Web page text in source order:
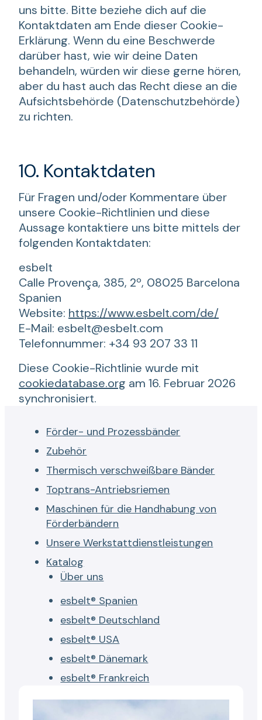
uns bitte. Bitte beziehe dich auf die
Kontaktdaten am Ende dieser Cookie-
Erklärung. Wenn du eine Beschwerde
darüber hast, wie wir deine Daten
behandeln, würden wir diese gerne hören,
aber du hast auch das Recht diese an die
Aufsichtsbehörde (Datenschutzbehörde)
zu richten.
10. Kontaktdaten
Für Fragen und/oder Kommentare über
unsere Cookie-Richtlinien und diese
Aussage kontaktiere uns bitte mittels der
folgenden Kontaktdaten:
esbelt
Calle Provença, 385, 2º, 08025 Barcelona
Spanien
Website: https://www.esbelt.com/de/
E-Mail: esbelt@esbelt.com
Telefonnummer: +34 93 207 33 11
Diese Cookie-Richtlinie wurde mit
cookiedatabase.org am 16. Februar 2026
synchronisiert.
Förder- und Prozessbänder
Zubehör
Thermisch verschweißbare Bänder
Toptrans-Antriebsriemen
Maschinen für die Handhabung von
Förderbändern
Unsere Werkstattdienstleistungen
Katalog
Über uns
esbelt® Spanien
esbelt® Deutschland
esbelt® USA
esbelt® Dänemark
esbelt® Frankreich